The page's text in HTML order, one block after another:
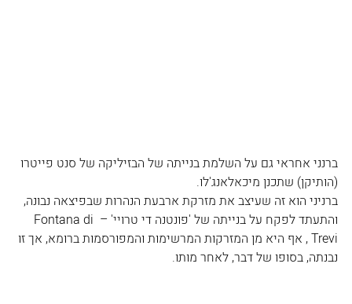
ברנני אחראי גם על השלמת בנייתה של הבזיליקה של סנט פייטרו
(הותיקן) שתכנן מיכאלאנג'לו.
ברניני הוא זה שעיצב את מזרקת ארבעת הנהרות שבפיצאה נבונה,
והתעתד לפקח על בנייתה של 'פונטנה די טרויי' – Fontana di
Trevi , אף היא מן המזרקות המרשימות והמפורסמות ברומא, אך זו
נבנתה, בסופו של דבר, לאחר מותו.